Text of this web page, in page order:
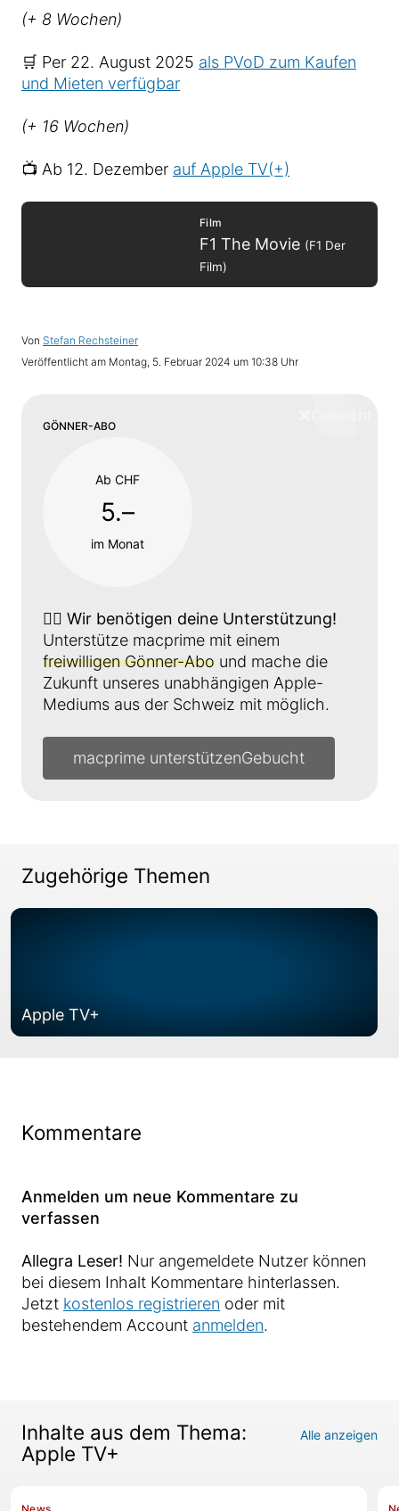
(+ 8 Wochen)
🛒 Per 22. August 2025 als PVoD zum Kaufen
und Mieten verfügbar
(+ 16 Wochen)
📺 Ab 12. Dezember auf Apple TV(+)
Film
F1 The Movie (F1 Der
Film)
Von Stefan Rechsteiner
Veröffentlicht am Montag, 5. Februar 2024 um 10:38 Uhr
GÖNNER-ABO
Ab CHF
5.–
im Monat
👉🏼 Wir benötigen deine Unterstützung!
Unterstütze macprime mit einem
freiwilligen Gönner-Abo und mache die
Zukunft unseres unabhängigen Apple-
Mediums aus der Schweiz mit möglich.
macprime unterstützen
Zugehörige Themen
Apple TV+
Kommentare
Anmelden um neue Kommentare zu
verfassen
Allegra Leser! Nur angemeldete Nutzer können
bei diesem Inhalt Kommentare hinterlassen.
Jetzt kostenlos registrieren oder mit
bestehendem Account anmelden.
Inhalte aus dem Thema:
Apple TV+
Alle anzeigen